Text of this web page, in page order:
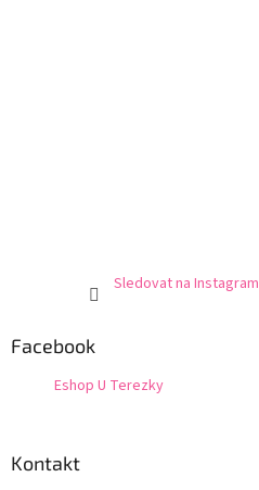
Sledovat na
Facebook
Eshop U Terezky
Kontakt